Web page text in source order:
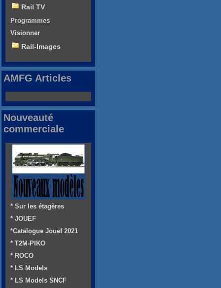
Rail TV
Programmes
Visionner
Rail-Images
AMFG Articles
Nouveauté
commerciale
* Sur les étagères
* JOUEF
*Catalogue Jouef 2021
* T2M-PIKO
* ROCO
* LS Models
* LS Models SNCF